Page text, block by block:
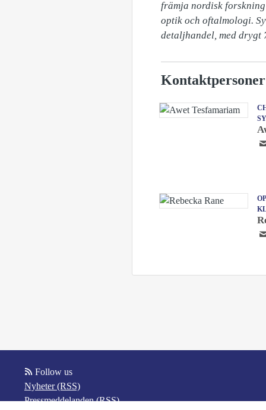
främja nordisk
optik och oftalmologi.
detaljhandel, med drygt
Kontaktpersoner
Follow us
Nyheter (RSS)
Pressmeddelanden (RSS)